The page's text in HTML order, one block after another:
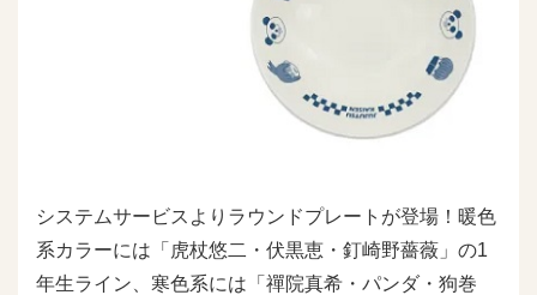
システムサービスよりラウンドプレートが登場！暖色
系カラーには「虎杖悠二・伏黒恵・釘崎野薔薇」の1
年生ライン、寒色系には「禪院真希・パンダ・狗巻